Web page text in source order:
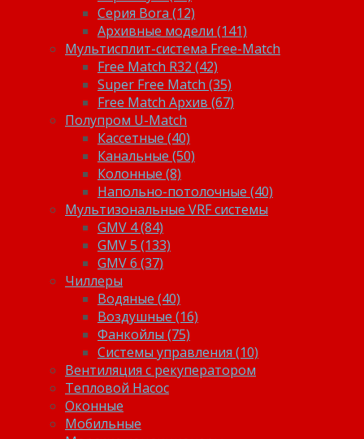
Серия Bora (12)
Архивные модели (141)
Мультисплит-система Free-Match
Free Match R32 (42)
Super Free Match (35)
Free Match Архив (67)
Полупром U-Match
Кассетные (40)
Канальные (50)
Колонные (8)
Напольно-потолочные (40)
Мультизональные VRF системы
GMV 4 (84)
GMV 5 (133)
GMV 6 (37)
Чиллеры
Водяные (40)
Воздушные (16)
Фанкойлы (75)
Системы управления (10)
Вентиляция с рекуператором
Тепловой Насос
Оконные
Мобильные